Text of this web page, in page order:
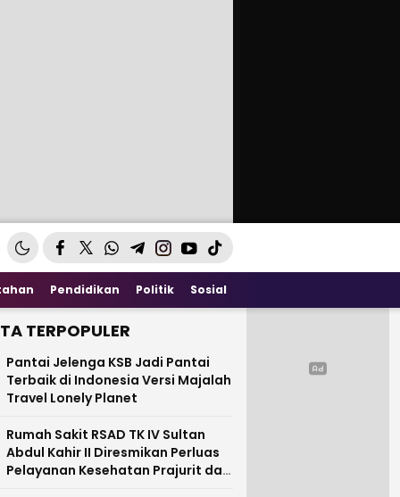
Pendidikan Politik Sosial
TERPOPULER
Pantai Jelenga KSB Jadi Pantai
Terbaik di Indonesia Versi Majalah
Travel Lonely Planet
Rumah Sakit RSAD TK IV Sultan
Abdul Kahir II Diresmikan Perluas
Pelayanan Kesehatan Prajurit dan